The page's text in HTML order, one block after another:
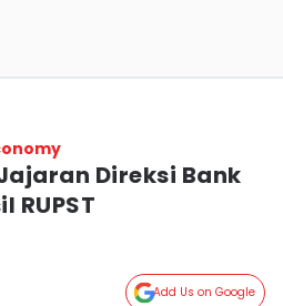
Direksi Bank
RUPST
Add Us on Google